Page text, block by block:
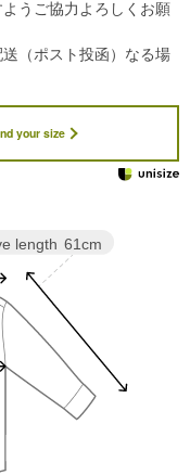
your size
length 61cm
うご協力よろしくお願
（ポスト投函）なる場